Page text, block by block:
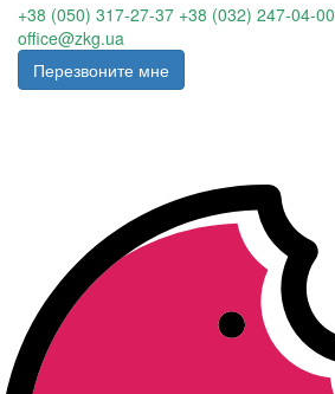
+38 (050) 317-27-37 +38 (032) 247-04-00
office@zkg.ua
Перезвоните мне